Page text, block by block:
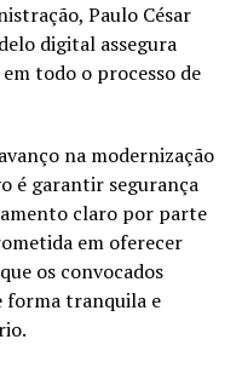
Paulo César
digital assegura
todo o processo de
na modernização
é garantir segurança
claro por parte
em oferecer
os convocados
forma tranquila e